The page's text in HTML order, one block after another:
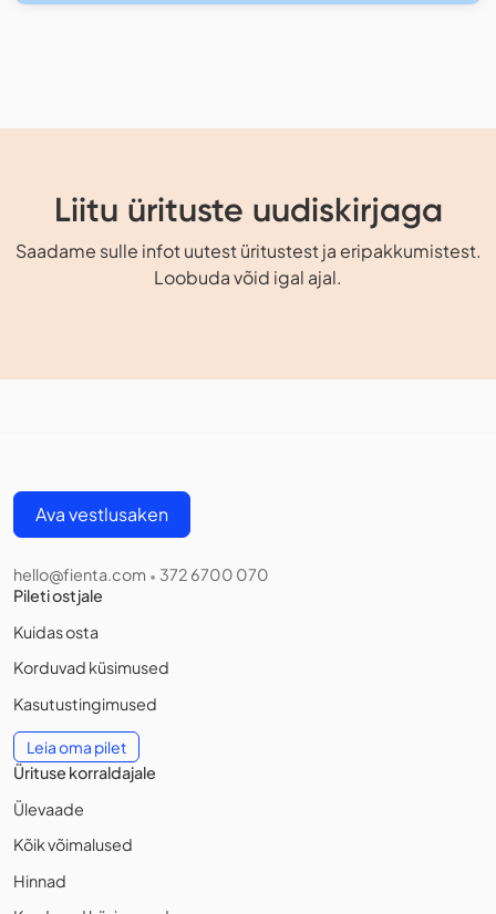
Liitu ürituste uudiskirjaga
Saadame sulle infot uutest üritustest ja eripakkumistest.
Loobuda võid igal ajal.
Ava vestlusaken
hello@fienta.com • 372 6700 070
Pileti ostjale
Kuidas osta
Korduvad küsimused
Kasutustingimused
Leia oma pilet
Ürituse korraldajale
Ülevaade
Kõik võimalused
Hinnad